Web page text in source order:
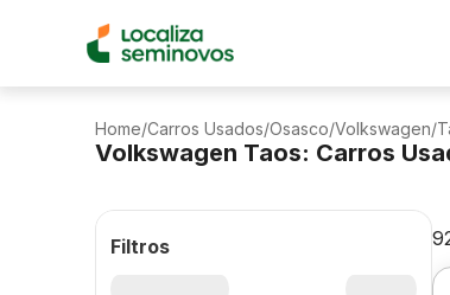
Home/Carros Usados/Osasco/Volkswagen/
Volkswagen Taos: Carros
Filtros